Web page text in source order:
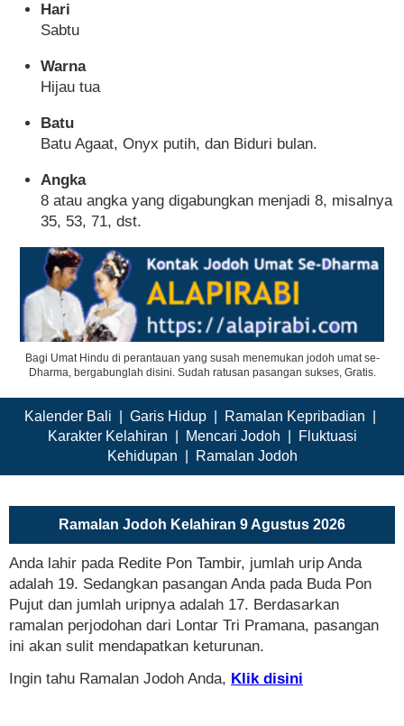
Hari
Sabtu
Warna
Hijau tua
Batu
Batu Agaat, Onyx putih, dan Biduri bulan.
Angka
8 atau angka yang digabungkan menjadi 8, misalnya
35, 53, 71, dst.
Bagi Umat Hindu di perantauan yang susah menemukan jodoh umat se-
Dharma, bergabunglah disini. Sudah ratusan pasangan sukses, Gratis.
Kalender Bali Garis Hidup Ramalan Kepribadian
Karakter Kelahiran
Mencari Jodoh
Fluktuasi
Kehidupan
Ramalan Jodoh
Ramalan Jodoh Kelahiran 9 Agustus 2026
Anda lahir pada Redite Pon Tambir, jumlah urip Anda
adalah 19. Sedangkan pasangan Anda pada Buda Pon
Pujut dan jumlah uripnya adalah 17. Berdasarkan
ramalan perjodohan dari Lontar Tri Pramana, pasangan
ini akan sulit mendapatkan keturunan.
Ingin tahu Ramalan Jodoh Anda, Klik disini